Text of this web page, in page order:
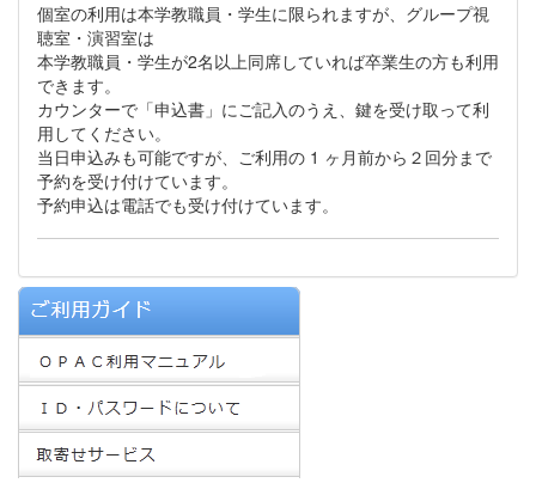
個室の利用は本学教職員・学生に限られますが、グループ視
聴室・演習室は
本学教職員・学生が2名以上同席していれば卒業生の方も利用
できます。
カウンターで「申込書」にご記入のうえ、鍵を受け取って利
用してください。
当日申込みも可能ですが、ご利用の 1 ヶ月前から２回分まで
予約を受け付けています。
予約申込は電話でも受け付けています。